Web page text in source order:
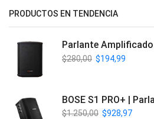
PRODUCTOS EN TENDENCIA
$280,00 $194,99
$1.250,00 $928,97